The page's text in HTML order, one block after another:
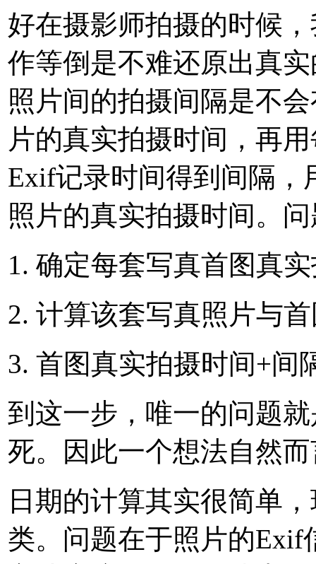
好在摄影师拍摄的时候
作等倒是不难还原出真
照片间的拍摄间隔是不
片的真实拍摄时间，再
Exif记录时间得到间隔，
照片的真实拍摄时间。
确定每套写真首图真
计算该套写真照片与
首图真实拍摄时间+间
到这一步，唯一的问题
死。因此一个想法自然
日期的计算其实很简单
类。问题在于照片的Exif